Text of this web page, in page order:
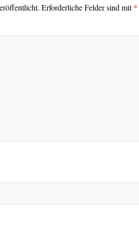
Erforderliche Felder sind mit*